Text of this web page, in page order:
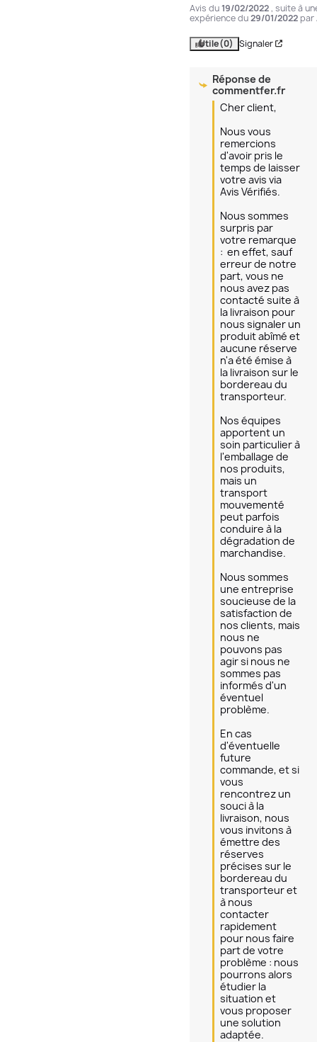
Avis du19/02/2022, suite à
expérience du29/01/2022 par
Utile(0) Signaler
Réponse de
commentfer.fr
Cher client,
Nous vous
remercions
d'avoir pris le
temps de laisser
votre avis via
Avis Vérifiés.
Nous sommes
surpris par
votre remarque
:  en effet, sauf
erreur de notre
part, vous ne
nous avez pas
contacté suite à
la livraison pour
nous signaler un
produit abîmé et
aucune réserve
n'a été émise à
la livraison sur le
bordereau du
transporteur.
Nos équipes
apportent un
soin particulier à
l'emballage de
nos produits,
mais un
transport
mouvementé
peut parfois
conduire à la
dégradation de
marchandise.
Nous sommes
une entreprise
soucieuse de la
satisfaction de
nos clients, mais
nous ne
pouvons pas
agir si nous ne
sommes pas
informés d'un
éventuel
problème.
En cas
d'éventuelle
future
commande, et si
vous
rencontrez un
souci à la
livraison, nous
vous invitons à
émettre des
réserves
précises sur le
bordereau du
transporteur et
à nous
contacter
rapidement
pour nous faire
part de votre
problème : nous
pourrons alors
étudier la
situation et
vous proposer
une solution
adaptée.